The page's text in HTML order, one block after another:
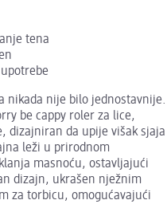
tena
nikada nije bilo jednostavnije.
be cappy roler za lice,
dizajniran da upije višak sjaja
leži u prirodnom
masnoću, ostavljajući
dizajn, ukrašen nježnim
za torbicu, omogućavajući